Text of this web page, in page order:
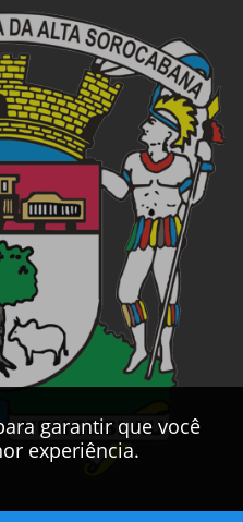
garantir que você
experiência.